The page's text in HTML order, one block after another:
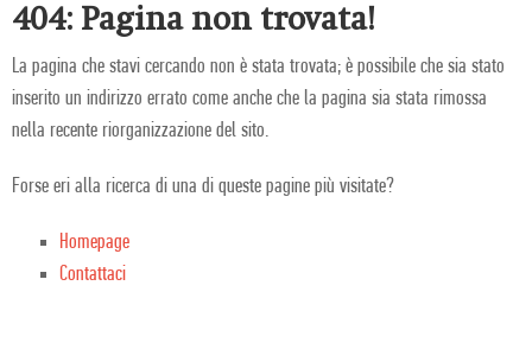
404: Pagina non trovata!
La pagina che stavi cercando non è stata trovata; è possibile che sia stato
inserito un indirizzo errato come anche che la pagina sia stata rimossa
nella recente riorganizzazione del sito.
Forse eri alla ricerca di una di queste pagine più visitate?
Homepage
Contattaci